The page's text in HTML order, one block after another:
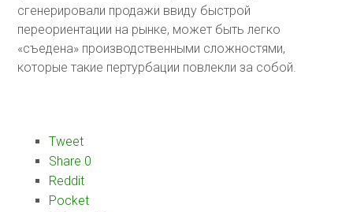
сгенерировали продажи ввиду быстрой
переориентации на рынке, может быть легко
«съедена» производственными сложностями,
которые такие пертурбации повлекли за собой.
Tweet
Share 0
Reddit
Pocket